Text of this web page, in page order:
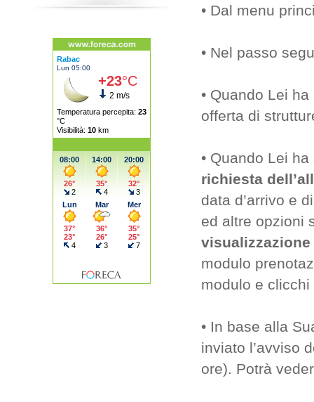
• Dal menu
• Nel passo
• Quando Lei
offerta di
• Quando Lei
richiesta
data d’arrivo e
ed altre opzioni
modulo
modulo e
• In base alla
inviato l’avviso
ore). Potrà